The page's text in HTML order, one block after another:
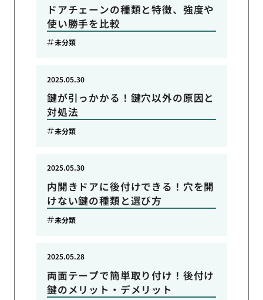
ドアチェーンの種類と特徴、強度や
使い勝手を比較
未分類
鍵が引っかかる！鍵穴以外の原因と
対処法
2025.05.30
未分類
内開きドアに後付けできる！穴を開
けない鍵の種類と選び方
2025.05.30
未分類
両面テープで簡単取り付け！後付け
鍵のメリット・デメリット
2025.05.28